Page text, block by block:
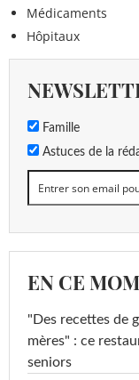
Médicaments
Hôpitaux
Famille
Astuces de la
EN CE
"Des recettes de
mères" : ce
seniors